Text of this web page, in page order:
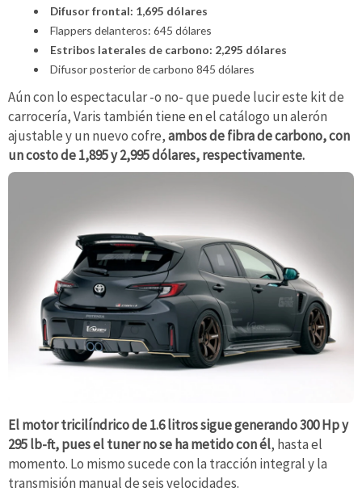
Difusor frontal: 1,695 dólares
Flappers delanteros: 645 dólares
Estribos laterales de carbono: 2,295 dólares
Difusor posterior de carbono 845 dólares
Aún con lo espectacular -o no- que puede lucir este kit de
carrocería, Varis también tiene en el catálogo un alerón
ajustable y un nuevo cofre,ambos de fibra de carbono, con
un costo de 1,895 y 2,995 dólares, respectivamente.
El motor tricilíndrico de 1.6 litros sigue generando 300 Hp y ​​
295 lb-ft, pues el tuner no se ha metido con él, hasta el
momento. Lo mismo sucede con la tracción integral y la
transmisión manual de seis velocidades.